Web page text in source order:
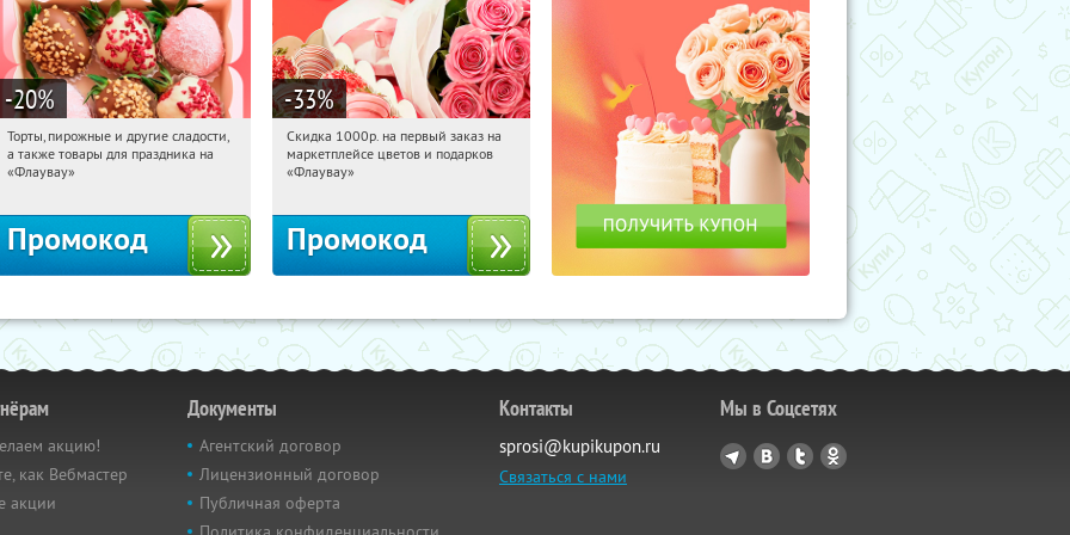
-20%
22:42:07 Получили:
Россия
Торты, пирожные и другие сладости,
а также товары для праздника на
«Флаувау»
Промокод
-33%
22:42:07 Получили:
Россия
Скидка 1000р. на первый заказ на
маркетплейсе цветов и подарков
«Флаувау»
Промокод
акцию!
как Вебмастер
акции
Документы
Агентский договор
Лицензионный договор
Публичная оферта
Контакты
sprosi@kupikupon.ru
Связаться с нами
Мы в Соцсетях